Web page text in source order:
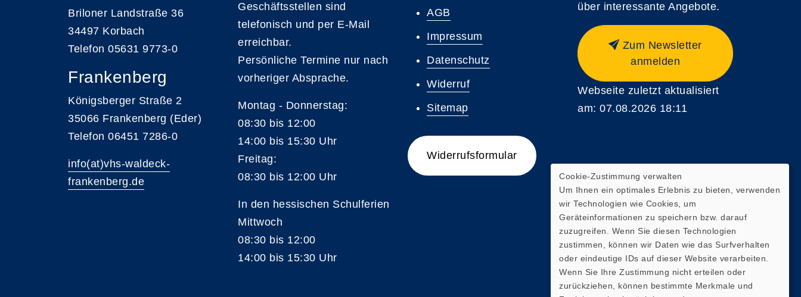
Briloner Landstraße 36
34497 Korbach
Telefon 05631 9773-0
Frankenberg
Königsberger Straße 2
35066 Frankenberg (Eder)
Telefon 06451 7286-0
info(at)vhs-waldeck-
frankenberg.de
Geschäftsstellen sind
telefonisch und per E-Mail
erreichbar.
Persönliche Termine nur nach
vorheriger Absprache.
Montag - Donnerstag:
08:30 bis 12:00
14:00 bis 15:30 Uhr
Freitag:
08:30 bis 12:00 Uhr
In den hessischen Schulferien
Mittwoch
08:30 bis 12:00
14:00 bis 15:30 Uhr
AGB
Impressum
Datenschutz
Widerruf
Sitemap
Widerrufsformular
über interessante Angebote.
Zum Newsletter
anmelden
Webseite zuletzt aktualisiert
am: 07.08.2026 18:11
Cookie-Zustimmung verwalten
Um Ihnen ein optimales Erlebnis zu bieten, verwenden
wir Technologien wie Cookies, um
Geräteinformationen zu speichern bzw. darauf
zuzugreifen. Wenn Sie diesen Technologien
zustimmen, können wir Daten wie das Surfverhalten
oder eindeutige IDs auf dieser Website verarbeiten.
Wenn Sie Ihre Zustimmung nicht erteilen oder
zurückziehen, können bestimmte Merkmale und